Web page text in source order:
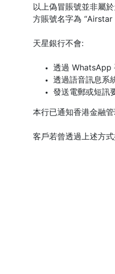
以上偽冒賬號並非屬
方賬號名字為 “Airstar
天星銀行不會:
透過 WhatsApp
透過語音訊息系
發送電郵或短訊
本行已通知香港金融
客戶若曾透過上述方